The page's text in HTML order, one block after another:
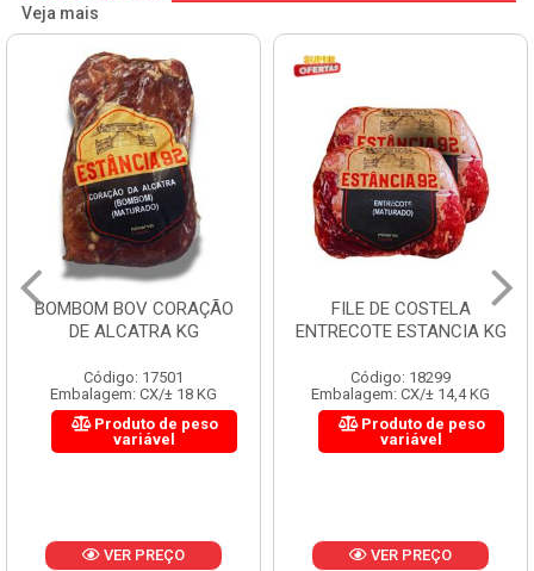
Veja mais
BOMBOM BOV CORAÇÃO
DE ALCATRA KG
Código: 17501
Embalagem: CX/± 18 KG
Produto de peso
variável
VER PREÇO
FILE DE COSTELA
ENTRECOTE ESTANCIA KG
Código: 18299
Embalagem: CX/± 14,4 KG
Produto de peso
variável
VER PREÇO